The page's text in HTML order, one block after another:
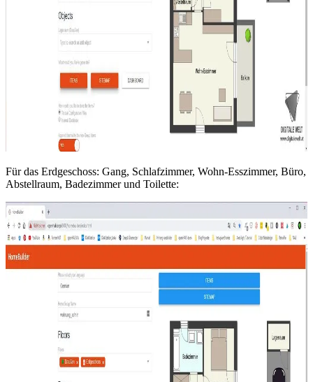
Für das Erdgeschoss: Gang, Schlafzimmer, Wohn-Esszimmer, Büro,
Abstellraum, Badezimmer und Toilette: